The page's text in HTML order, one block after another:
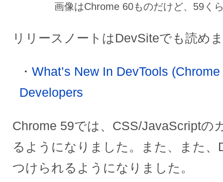
画像はChrome 60ものだけど、59く
リリースノートはDevSiteでも読め
What’s New In DevTools
Developers
Chrome 59では、CSS/JavaScriptの
るようになりました。また、また、
つけられるようになりました。